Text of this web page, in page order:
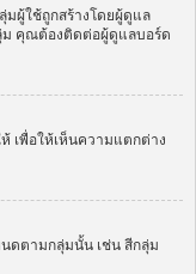
ผู้ใช้ถูกสร้างโดยผู้ดูแล
ม คุณต้องติดต่อผู้ดูแลบอร์ด
เพื่อให้เห็นความแตกต่าง
ดตามกลุ่มนั้น เช่น สีกลุ่ม